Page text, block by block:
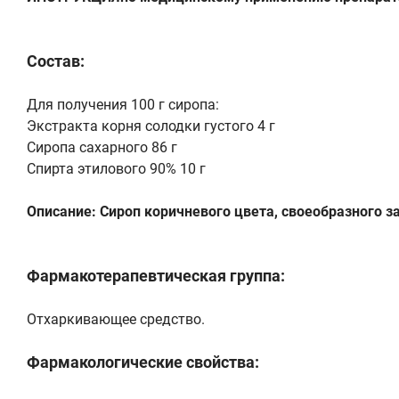
Состав:
Для получения 100 г сиропа:
Экстракта корня солодки густого 4 г
Сиропа сахарного 86 г
Спирта этилового 90% 10 г
Описание: Сироп коричневого цвета, своеобразного
Фармакотерапевтическая группа:
Отхаркивающее средство.
Фармакологические свойства: